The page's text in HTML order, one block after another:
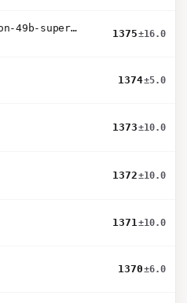
llama-3.3-nemotron-49b-super-v1
1375±16.0
1374±5.0
1373±10.0
1372±10.0
1371±10.0
1370±6.0